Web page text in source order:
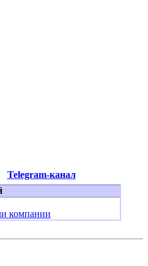
Telegram-канал
компании